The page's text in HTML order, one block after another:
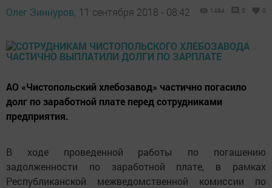
Олег Зиннуров, 11 сентября 2018 - 08:42 1494 0 0
АО «Чистопольский хлебозавод» частично погасило
долг по заработной плате перед сотрудниками
предприятия.
В ходе проведенной работы по погашению
задолженности по заработной плате, в рамках
Республиканской межведомственной комиссии по